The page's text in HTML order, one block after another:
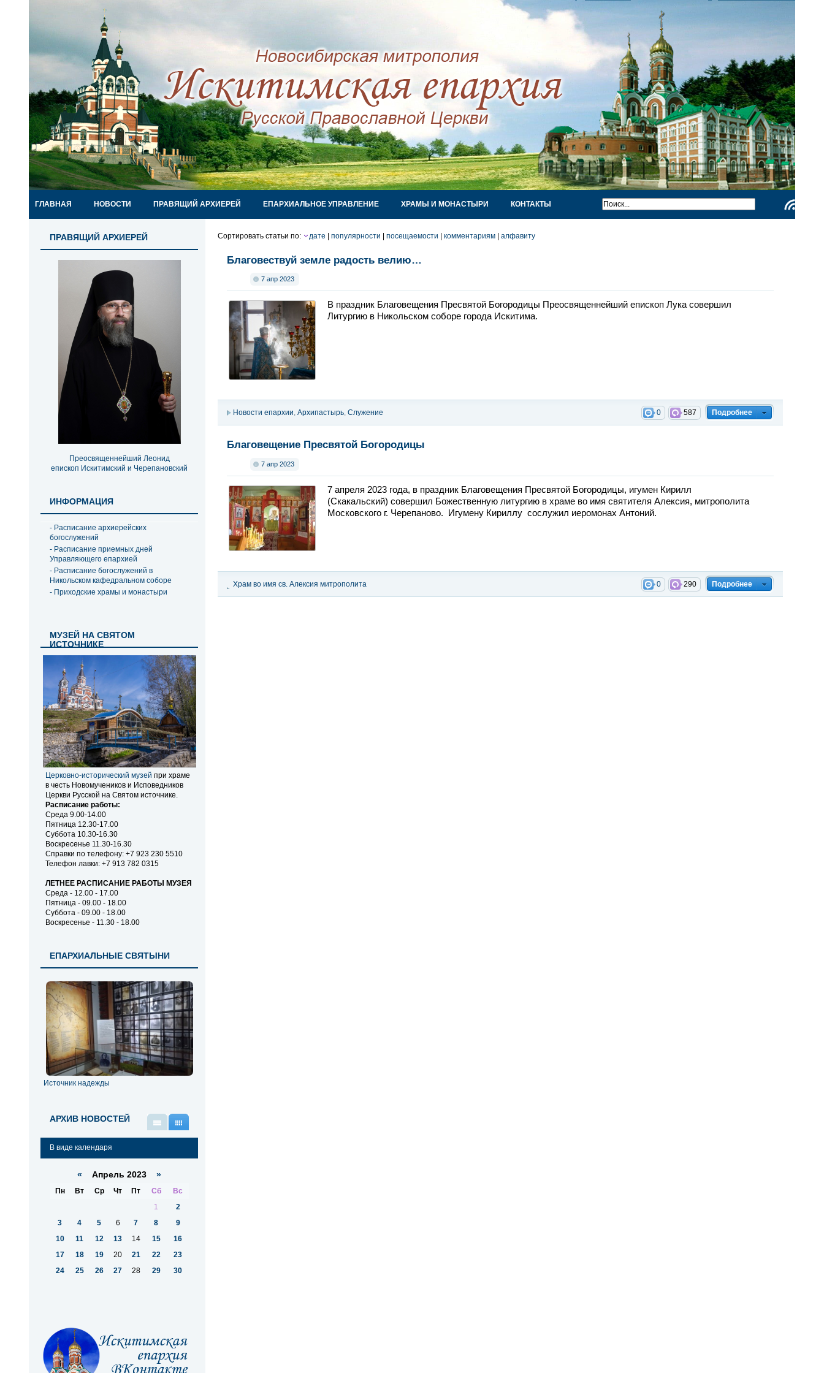
ГЛАВНАЯ НОВОСТИ ПРАВЯЩИЙ АРХИЕРЕЙ ЕПАРХИАЛЬНОЕ УПРАВЛЕНИЕ ХРАМЫ И МОНАСТЫРИ
КОНТАКТЫ
ПРАВЯЩИЙ АРХИЕРЕЙ
Преосвященнейший Леонид
епископ Искитимский и Черепановский
ИНФОРМАЦИЯ
- Расписание архиерейских
богослужений
- Расписание приемных дней
Управляющего епархией
- Расписание богослужений в
Никольском кафедральном соборе
- Приходские храмы и монастыри
МУЗЕЙ НА СВЯТОМ
ИСТОЧНИКЕ
Церковно-исторический музей при храме
в честь Новомучеников и Исповедников
Церкви Русской на Святом источнике.
Расписание работы:
Среда 9.00-14.00
Пятница 12.30-17.00
Суббота 10.30-16.30
Воскресенье 11.30-16.30
Справки по телефону: +7 923 230 5510
Телефон лавки: +7 913 782 0315
ЛЕТНЕЕ РАСПИСАНИЕ РАБОТЫ МУЗЕЯ
Среда - 12.00 - 17.00
Пятница - 09.00 - 18.00
Суббота - 09.00 - 18.00
Воскресенье - 11.30 - 18.00
ЕПАРХИАЛЬНЫЕ СВЯТЫНИ
Источник надежды
АРХИВ НОВОСТЕЙ
В виде календаря
« Апрель 2023 »
Пн Вт Ср Чт Пт Сб
Вс
1
2
3
4 5 6 7 8
9
10
11 12 13 14 15
16
17
18 19 20 21 22
23
24
25 26 27 28 29 30
Сортировать статьи по: дате популярности посещаемости комментариям алфавиту
Благовествуй земле радость велию…
7 апр 2023
В праздник Благовещения Пресвятой Богородицы Преосвященнейший епископ Лука совершил
Литургию в Никольском соборе города Искитима.
Подробнее
587
0
Новости епархии, Архипастырь, Служение
Благовещение Пресвятой Богородицы
7 апр 2023
7 апреля 2023 года, в праздник Благовещения Пресвятой Богородицы, игумен Кирилл
(Скакальский) совершил Божественную литургию в храме во имя святителя Алексия, митрополита
Московского г. Черепаново. Игумену Кириллу сослужил иеромонах Антоний.
Подробнее
290
0
Храм во имя св. Алексия митрополита